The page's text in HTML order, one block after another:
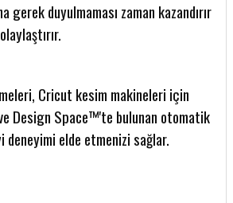
gerek duyulmaması zaman kazandırır
Cricut kesim makineleri için
Design Space™'te bulunan otomatik
deneyimi elde etmenizi sağlar.